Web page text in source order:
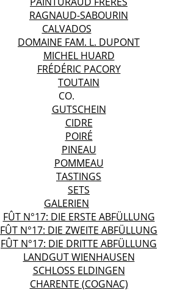
RAGNAUD-SABOURIN
CALVADOS
DOMAINE FAM. L. DUPONT
MICHEL HUARD
FRÉDÉRIC PACORY
TOUTAIN
CO.
GUTSCHEIN
CIDRE
POIRÉ
PINEAU
POMMEAU
TASTINGS
SETS
GALERIEN
FÛT N°17: DIE ERSTE ABFÜLLUNG
FÛT N°17: DIE ZWEITE ABFÜLLUNG
FÛT N°17: DIE DRITTE ABFÜLLUNG
LANDGUT WIENHAUSEN
SCHLOSS ELDINGEN
CHARENTE (COGNAC)